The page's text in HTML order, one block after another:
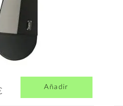
Añadir